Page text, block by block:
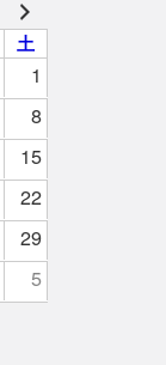
土
1
8
15
22
29
5